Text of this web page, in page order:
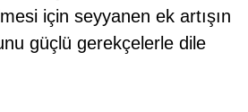
için seyyanen ek artışın
güçlü gerekçelerle dile